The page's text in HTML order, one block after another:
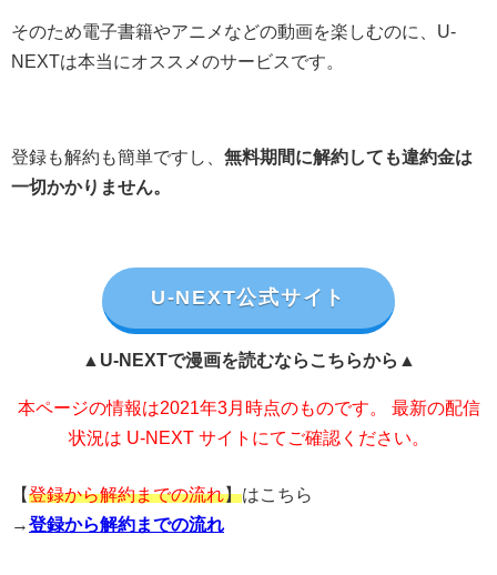
そのため電子書籍やアニメなどの動画を楽しむのに、U-
NEXTは本当にオススメのサービスです。
登録も解約も簡単ですし、 無料期間に解約しても違約金は
一切かかりません。
U-NEXT公式サイト
▲U-NEXTで漫画を読むならこちらから▲
本ページの情報は2021年3月時点のものです。 最新の配信
状況は U-NEXT サイトにてご確認ください。
【登録から解約までの流れ】はこちら
→登録から解約までの流れ